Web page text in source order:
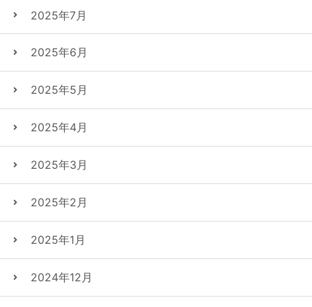
2025年7月
2025年6月
2025年5月
2025年4月
2025年3月
2025年2月
2025年1月
2024年12月